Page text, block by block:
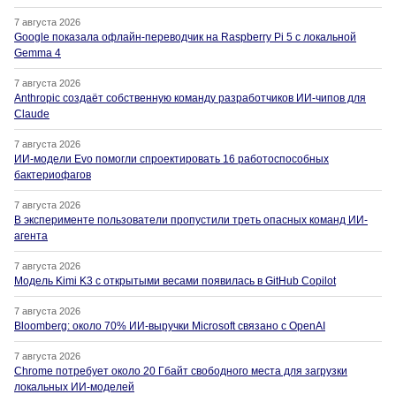
7 августа 2026
Google показала офлайн-переводчик на Raspberry Pi 5 с локальной
Gemma 4
7 августа 2026
Anthropic создаёт собственную команду разработчиков ИИ-чипов для
Claude
7 августа 2026
ИИ-модели Evo помогли спроектировать 16 работоспособных
бактериофагов
7 августа 2026
В эксперименте пользователи пропустили треть опасных команд ИИ-
агента
7 августа 2026
Модель Kimi K3 с открытыми весами появилась в GitHub Copilot
7 августа 2026
Bloomberg: около 70% ИИ-выручки Microsoft связано с OpenAI
7 августа 2026
Chrome потребует около 20 Гбайт свободного места для загрузки
локальных ИИ-моделей